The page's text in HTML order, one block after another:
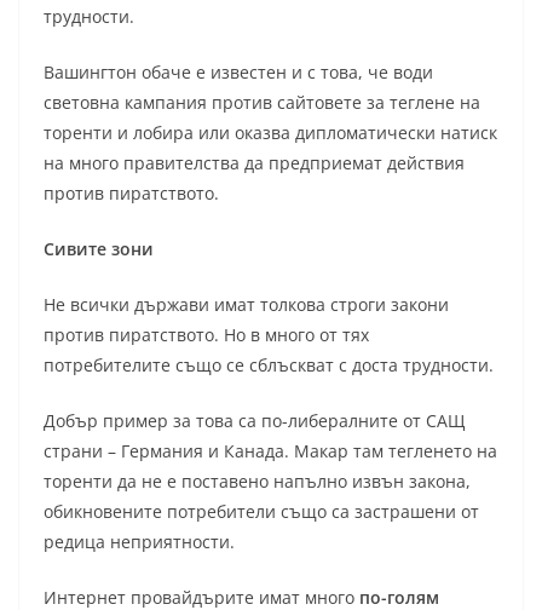
трудности.
Вашингтон обаче е известен и с това, че води
световна кампания против сайтовете за теглене на
торенти и лобира или оказва дипломатически натиск
на много правителства да предприемат действия
против пиратството.
Сивите зони
Не всички държави имат толкова строги закони
против пиратството. Но в много от тях
потребителите също се сблъскват с доста трудности.
Добър пример за това са по-либералните от САЩ
страни – Германия и Канада. Макар там тегленето на
торенти да не е поставено напълно извън закона,
обикновените потребители също са застрашени от
редица неприятности.
Интернет провайдърите имат много по-голям